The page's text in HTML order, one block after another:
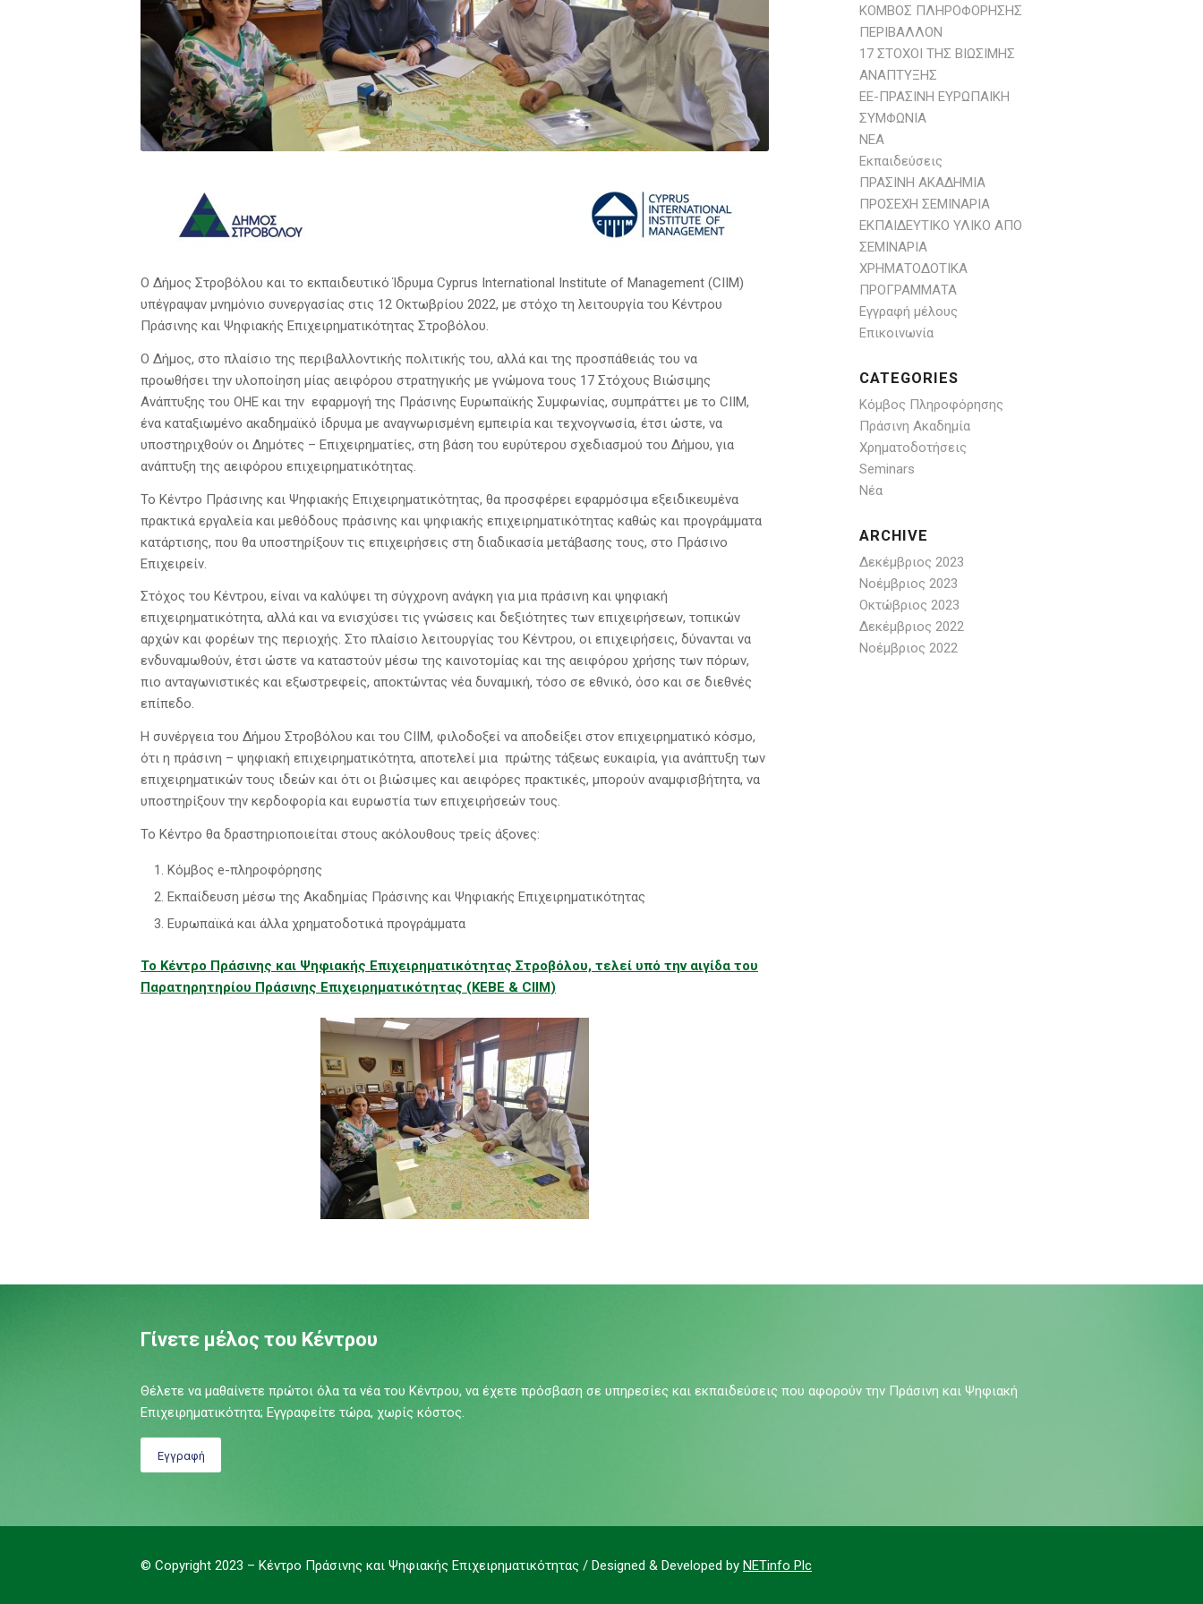
Ο Δήμος Στροβόλου και το εκπαιδευτικό Ίδρυμα Cyprus International Institute of Management (CIIM)
υπέγραψαν μνημόνιο συνεργασίας στις 12 Οκτωβρίου 2022, με στόχο τη λειτουργία του Κέντρου
Πράσινης και Ψηφιακής Επιχειρηματικότητας Στροβόλου.
Ο Δήμος, στο πλαίσιο της περιβαλλοντικής πολιτικής του, αλλά και της προσπάθειάς του να
προωθήσει την υλοποίηση μίας αειφόρου στρατηγικής με γνώμονα τους 17 Στόχους Βιώσιμης
Ανάπτυξης του ΟΗΕ και την εφαρμογή της Πράσινης Ευρωπαϊκής Συμφωνίας, συμπράττει με το CIIM,
ένα καταξιωμένο ακαδημαϊκό ίδρυμα με αναγνωρισμένη εμπειρία και τεχνογνωσία, έτσι ώστε, να
υποστηριχθούν οι Δημότες – Επιχειρηματίες, στη βάση του ευρύτερου σχεδιασμού του Δήμου, για
ανάπτυξη της αειφόρου επιχειρηματικότητας.
Το Κέντρο Πράσινης και Ψηφιακής Επιχειρηματικότητας, θα προσφέρει εφαρμόσιμα εξειδικευμένα
πρακτικά εργαλεία και μεθόδους πράσινης και ψηφιακής επιχειρηματικότητας καθώς και προγράμματα
κατάρτισης, που θα υποστηρίξουν τις επιχειρήσεις στη διαδικασία μετάβασης τους, στο Πράσινο
Επιχειρείν.
Στόχος του Κέντρου, είναι να καλύψει τη σύγχρονη ανάγκη για μια πράσινη και ψηφιακή
επιχειρηματικότητα, αλλά και να ενισχύσει τις γνώσεις και δεξιότητες των επιχειρήσεων, τοπικών
αρχών και φορέων της περιοχής. Στο πλαίσιο λειτουργίας του Κέντρου, οι επιχειρήσεις, δύνανται να
ενδυναμωθούν, έτσι ώστε να καταστούν μέσω της καινοτομίας και της αειφόρου χρήσης των πόρων,
πιο ανταγωνιστικές και εξωστρεφείς, αποκτώντας νέα δυναμική, τόσο σε εθνικό, όσο και σε διεθνές
επίπεδο.
Η συνέργεια του Δήμου Στροβόλου και του CIIM, φιλοδοξεί να αποδείξει στον επιχειρηματικό κόσμο,
ότι η πράσινη – ψηφιακή επιχειρηματικότητα, αποτελεί μια πρώτης τάξεως ευκαιρία, για ανάπτυξη των
επιχειρηματικών τους ιδεών και ότι οι βιώσιμες και αειφόρες πρακτικές, μπορούν αναμφισβήτητα, να
υποστηρίξουν την κερδοφορία και ευρωστία των επιχειρήσεών τους.
Το Κέντρο θα δραστηριοποιείται στους ακόλουθους τρείς άξονες:
Κόμβος e-πληροφόρησης
Εκπαίδευση μέσω της Ακαδημίας Πράσινης και Ψηφιακής Επιχειρηματικότητας
Ευρωπαϊκά και άλλα χρηματοδοτικά προγράμματα
Το Κέντρο Πράσινης και Ψηφιακής Επιχειρηματικότητας Στροβόλου, τελεί υπό την αιγίδα του
Παρατηρητηρίου Πράσινης Επιχειρηματικότητας (ΚΕΒΕ & CIIM)
ΚΟΜΒΟΣ ΠΛΗΡΟΦΟΡΗΣΗΣ
ΠΕΡΙΒΑΛΛΟΝ
17 ΣΤΟΧΟΙ ΤΗΣ ΒΙΩΣΙΜΗΣ
ΑΝΑΠΤΥΞΗΣ
ΕΕ-ΠΡΑΣΙΝΗ ΕΥΡΩΠΑΙΚΗ
ΣΥΜΦΩΝΙΑ
ΝΕΑ
Eκπαιδεύσεις
ΠΡΑΣΙΝΗ ΑΚΑΔΗΜΙΑ
ΠΡΟΣΕΧΗ ΣΕΜΙΝΑΡΙΑ
ΕΚΠΑΙΔΕΥΤΙΚΟ ΥΛΙΚΟ ΑΠΟ
ΣΕΜΙΝΑΡΙΑ
ΧΡΗΜΑΤΟΔΟΤΙΚΑ
ΠΡΟΓΡΑΜΜΑΤΑ
Εγγραφή μέλους
Επικοινωνία
CATEGORIES
Κόμβος Πληροφόρησης
Πράσινη Ακαδημία
Χρηματοδοτήσεις
Seminars
Νέα
ARCHIVE
Δεκέμβριος 2023
Νοέμβριος 2023
Οκτώβριος 2023
Δεκέμβριος 2022
Νοέμβριος 2022
Γίνετε μέλος του Κέντρου
Θέλετε να μαθαίνετε πρώτοι όλα τα νέα του Κέντρου, να έχετε πρόσβαση σε υπηρεσίες και εκπαιδεύσεις που αφορούν την Πράσινη και Ψηφιακή
Επιχειρηματικότητα; Εγγραφείτε τώρα, χωρίς κόστος.
Εγγραφή
© Copyright 2023 – Κέντρο Πράσινης και Ψηφιακής Επιχειρηματικότητας / Designed & Developed by NETinfo Plc